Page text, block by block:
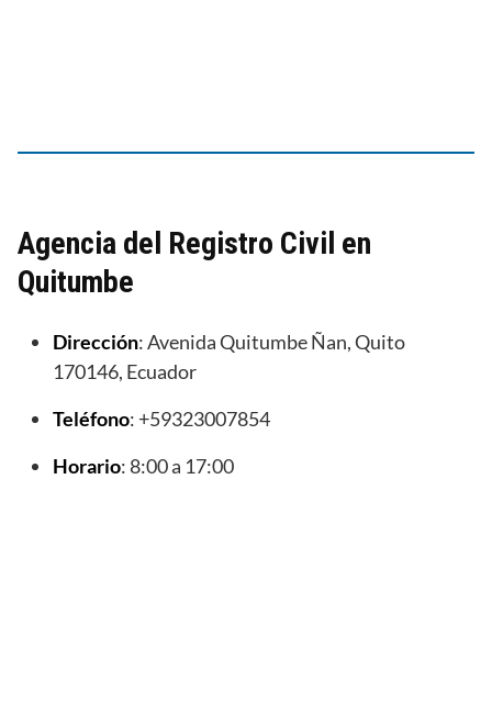
Agencia del Registro Civil en
Quitumbe
Dirección: Avenida Quitumbe Ñan, Quito
170146, Ecuador
Teléfono: +59323007854
Horario: 8:00 a 17:00